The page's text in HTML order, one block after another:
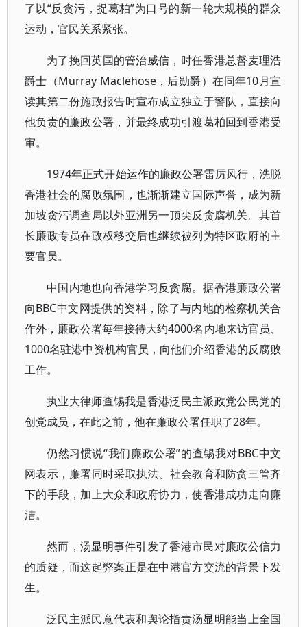
了以“反贪污，捉葛柏”为口号的新一轮大规模的群众
运动，官民关系紧张。
为了挽回英国的管治威信，时任香港总督麦理浩
爵士（Murray Maclehose，后勋爵）在同年10月宣
读其第二份施政报告时宣布成立独立于警队，直接向
他负责的廉政公署，并最终成功引渡葛柏回到香港受
审。
1974年正式开始运作的廉政公署雷厉风行，洗脱
香港社会的腐败氛围，也渐渐建立国际声誉，成为新
加坡贪污调查局以外亚洲另一顶尖反贪腐机关。其首
长廉政专员在政权移交后也继续被列为特区政府的主
要官员。
中国内地也向香港学习反贪腐。据香港廉政公署
向BBC中文网提供的资料，除了与内地的检察机关合
作外，廉政公署每年接待大约4000名内地来访官员、
1000名驻港中资机构官员，向他们介绍香港的反腐败
工作。
执业大律师查锡我是香港泛民主派政党公民党的
创党成员，在此之前，他在廉政公署任职了28年。
仍然习惯说“我们廉政公署”的查锡我对BBC中文
网表示，廉署同时采取执法、社会教育和防贪三管齐
下的手段，加上大众和政府协力，使香港成功走向廉
洁。
然而，汤显明事件引发了香港市民对廉政公信力
的质疑，而这起弊案正是在中港官方交流的背景下发
生。
泛民主派民意代表和舆论指责汤显明能当上全国